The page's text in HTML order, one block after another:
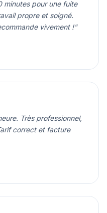
minutes pour une fuite
propre et soigné.
vivement !"
Très professionnel,
correct et facture